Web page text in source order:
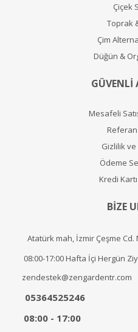
Çiçek
Toprak
Çim
Düğün &
GÜVENLİ
Mesafeli
Gizlilik
Ödeme
Kredi
BİZE
Atatürk mah, İzmir Çeşme Cd.
08:00-17:00 Hafta İçi Hergün
zendestek@zengardentr.com
05364525246
08:00 - 17:00